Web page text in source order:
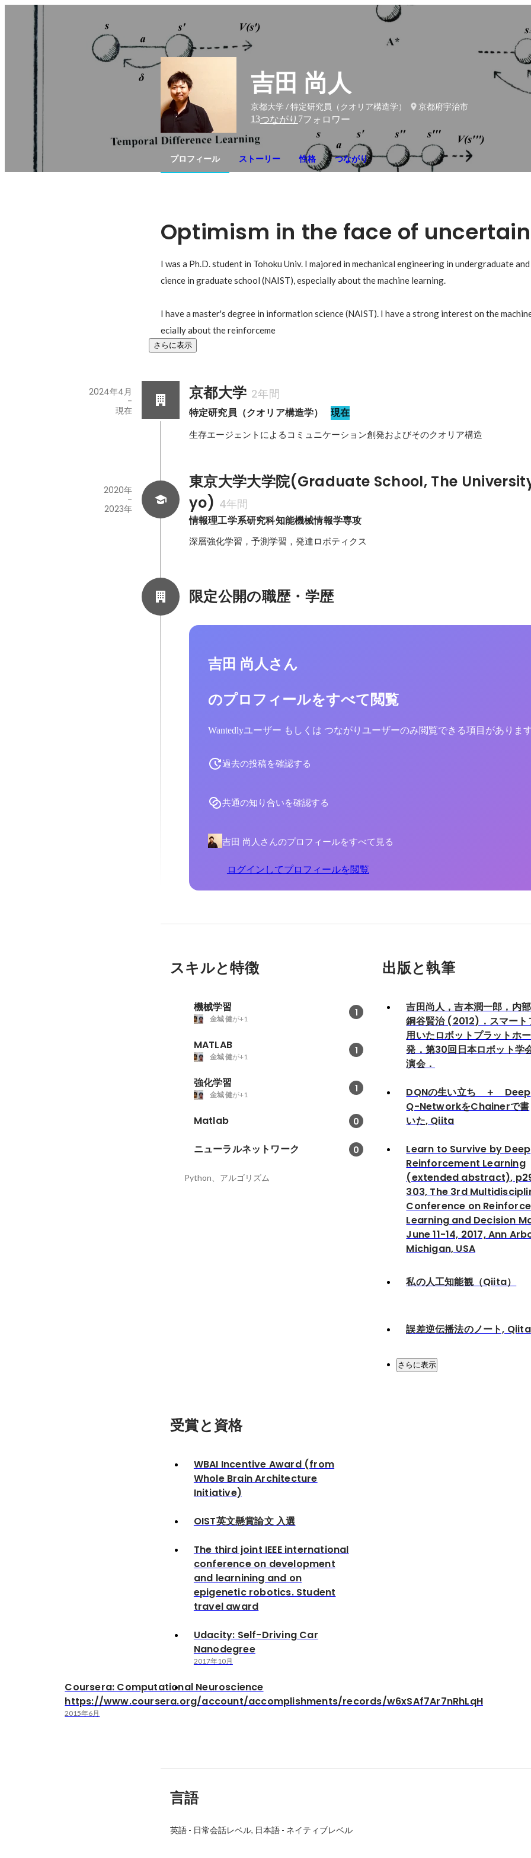
吉田 尚人
京都大学 / 特定研究員（クオリア構造学）
京都府宇治市
13つながり 7フォロワー
プロフィール ストーリー 性格 つながり
Optimism in the face of
I was a Ph.D. student in Tohoku Univ. I majored in mechanical engineering in undergraduate
cience in graduate school (NAIST), especially about the machine learning.
I have a master's degree in information science (NAIST). I have a strong interest on the
ecially about the reinforceme
さらに表示
京都大学 2年間
特定研究員（クオリア構造学） 現在
2024年4月
-
現在
生存エージェントによるコミュニケーション創発およびそのクオリア構造
東京大学大学院(Graduate School, The
yo) 4年間
情報理工学系研究科知能機械情報学専攻
2020年
-
2023年
深層強化学習，予測学習，発達ロボティクス
限定公開の職歴・学歴
吉田 尚人さん
のプロフィールをすべて閲覧
Wantedlyユーザー もしくは つながりユーザーのみ閲覧できる項目がありま
過去の投稿を確認する
共通の知り合いを確認する
吉田 尚人さんのプロフィールをすべて見る
ログインしてプロフィールを閲覧
スキルと特徴
機械学習 1
金城 健が+1
MATLAB 1
金城 健が+1
強化学習 1
金城 健が+1
Matlab 0
ニューラルネットワーク 0
Python、アルゴリズム
出版と執筆
吉田尚人，吉本潤一郎，内
銅谷賢治 (2012)．スマート
用いたロボットプラットホ
発．第30回日本ロボット学
演会．
DQNの生い立ち ＋ Deep
Q-NetworkをChainerで書
いた, Qiita
Learn to Survive by Deep
Reinforcement Learning
(extended abstract),
303, The 3rd
Conference on
Learning and Decision
June 11-14, 2017, Ann
Michigan, USA
私の人工知能観（Qiita）
誤差逆伝播法のノート, Qiita
さらに表示
受賞と資格
WBAI Incentive Award (from
Whole Brain Architecture
Initiative)
OIST英文懸賞論文 入選
The third joint IEEE international
conference on development
and learnining and on
epigenetic robotics. Student
travel award
Udacity: Self-Driving Car
Nanodegree
2017年10月
Coursera: Computational Neuroscience
https://www.coursera.org/account/accomplishments/records/w6xSAf7Ar7nRhLqH
2015年6月
言語
英語- 日常会話レベル 日本語- ネイティブレベル